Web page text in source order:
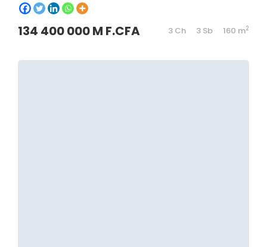
134 400 000 M F.CFA 3 Ch 3 Sb 160 m2